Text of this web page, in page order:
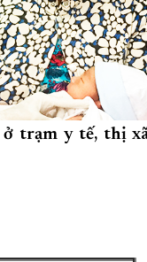
ở trạm y tế, thị